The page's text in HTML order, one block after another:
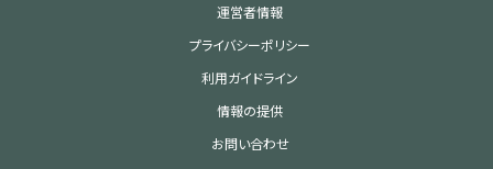
運営者情報
プライバシーポリシー
利用ガイドライン
情報の提供
お問い合わせ